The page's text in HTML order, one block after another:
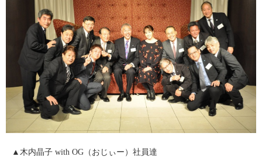
▲木内晶子 with OG（おじぃー）社員達